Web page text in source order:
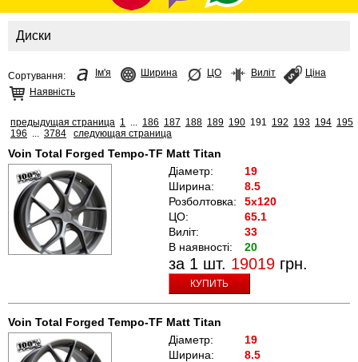
Диски
Сортування: Ім'я Ширина ЦО Виліт
Ціна
Наявність
предыдущая страница 1 186 187 188 189 190 191 192 193 194 195
196
3784 следующая страница
Voin Total Forged Tempo-TF Matt Titan
Діаметр:
19
Ширина:
8.5
Розболтовка:
5x120
ЦО:
65.1
Виліт:
33
В наявності:
20
за 1 шт. 19019 грн.
КУПИТЬ
Voin Total Forged Tempo-TF Matt Titan
Діаметр:
19
Ширина:
8.5